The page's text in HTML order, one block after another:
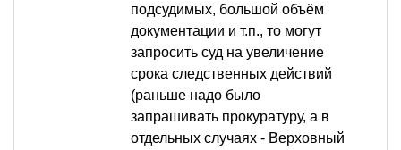
подсудимых, большой объём
документации и т.п., то могут
запросить суд на увеличение
срока следственных действий
(раньше надо было
запрашивать прокуратуру, а в
отдельных случаях - Верховный